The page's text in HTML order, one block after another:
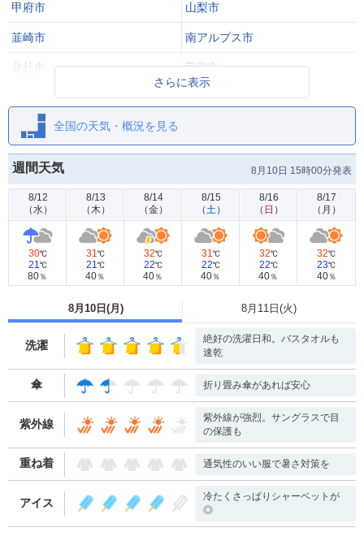
甲府市 山梨市
韮崎市 南アルプス市
北杜市 甲斐市
甲州市
中央市
早川町 身延町
さらに表示
全国の天気・概況を見る
週間天気 8月10日 15時00分発表
8/12
（水）
8/13
（木）
8/14
（金）
8/15
（土）
8/16
（ 日 ）
8/17
（ 月 ）
30℃
21℃
80％
31℃
21℃
40％
32℃
22℃
40％
31℃
22℃
40％
32℃
22℃
40％
32℃
23℃
40％
8月10日(月 ) 8月11日(火)
洗濯
絶好の洗濯日和。バスタオルも
速乾
傘 折り畳み傘があれば安心
紫外線
紫外線が強烈。サングラスで目
の保護も
重ね着 通気性のいい服で暑さ対策を
アイス
冷たくさっぱりシャーベットが
◎